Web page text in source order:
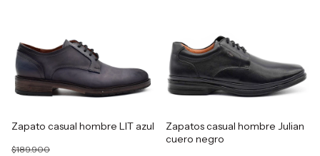
Zapato casual hombre LIT azul
$189.900
Zapatos casual hombre Julian
cuero negro